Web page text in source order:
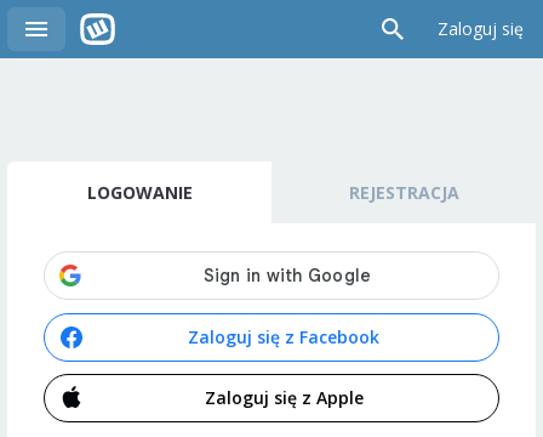
Zaloguj się
LOGOWANIE REJESTRACJA
Zaloguj się z Facebook
Zaloguj się z Apple